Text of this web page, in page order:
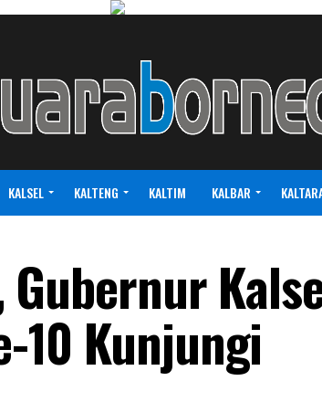
KALSEL KALTENG KALTIM KALBAR
10 Kunjungi